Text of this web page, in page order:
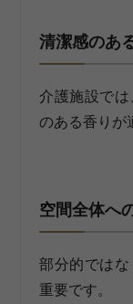
清潔感のあ
介護施設で
のある香りが
空間全体へ
部分的では
重要です。